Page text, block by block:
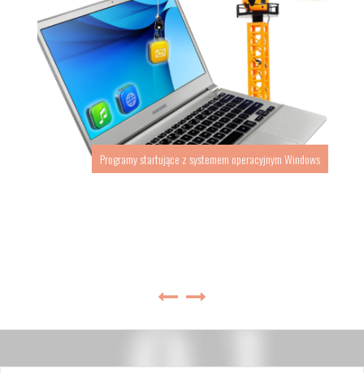
Programy startujące z systemem operacyjnym Windows